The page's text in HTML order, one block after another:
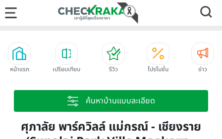
หน้าแรก เปรียบเทียบ รีวิว โปรโมชั่น ข่าว
ค้นหาบ้านแบบละเอียด
ศุภาลัย พาร์ควิลล์ แม่กรณ์ - เชียงราย